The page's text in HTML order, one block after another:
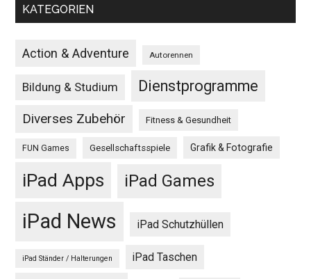
KATEGORIEN
Action & Adventure Autorennen
Bildung & Studium Dienstprogramme
Diverses Zubehör Fitness & Gesundheit
FUN Games Gesellschaftsspiele Grafik & Fotografie
iPad Apps iPad Games
iPad News iPad Schutzhüllen
iPad Ständer / Halterungen iPad Taschen